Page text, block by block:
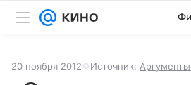
20 ноября 2012 Источник: